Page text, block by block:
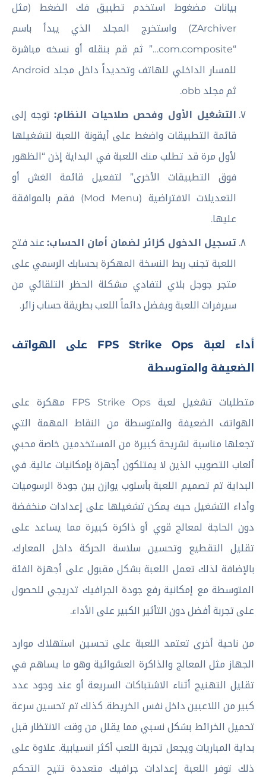
بيانات مضغوط استخدم تطبيق فك الضغط (مثل
ZArchiver) واستخرج المجلد الذي يبدأ باسم
“com.composite…” ثم قم بنقله أو نسخه مباشرة
للمسار الداخلي للهاتف وتحديداً داخل مجلد Android
ثم مجلد obb.
التشغيل الأول وفحص صلاحيات النظام: توجه إلى
قائمة التطبيقات واضغط على أيقونة اللعبة لتشغيلها
لأول مرة قد تطلب منك اللعبة في البداية إذن “الظهور
فوق التطبيقات الأخرى” لتفعيل قائمة الغش أو
التعديلات الافتراضية (Mod Menu) فقم بالموافقة
عليها.
تسجيل الدخول كزائر لضمان أمان الحساب: عند فتح
اللعبة تجنب ربط النسخة المهكرة بحسابك الرسمي على
متجر جوجل بلاي لتفادي مشكلة الحظر التلقائي من
سيرفرات اللعبة ويفضل دائماً اللعب بطريقة حساب زائر.
أداء لعبة FPS Strike Ops على الهواتف
الضعيفة والمتوسطة
متطلبات تشغيل لعبة FPS Strike Ops مهكرة على
الهواتف الضعيفة والمتوسطة من النقاط المهمة التي
تجعلها مناسبة لشريحة كبيرة من المستخدمين خاصة محبي
ألعاب التصويب الذين لا يمتلكون أجهزة بإمكانيات عالية. في
البداية تم تصميم اللعبة بأسلوب يوازن بين جودة الرسوميات
وأداء التشغيل حيث يمكن تشغيلها على إعدادات منخفضة
دون الحاجة لمعالج قوي أو ذاكرة كبيرة مما يساعد على
تقليل التقطيع وتحسين سلاسة الحركة داخل المعارك.
بالإضافة لذلك تعمل اللعبة بشكل مقبول على أجهزة الفئة
المتوسطة مع إمكانية رفع جودة الجرافيك تدريجي للحصول
على تجربة أفضل دون التأثير الكبير على الأداء.
من ناحية أخرى تعتمد اللعبة على تحسين استهلاك موارد
الجهاز مثل المعالج والذاكرة العشوائية وهو ما يساهم في
تقليل التهنيج أثناء الاشتباكات السريعة أو عند وجود عدد
كبير من اللاعبين داخل نفس الخريطة. كذلك تم تحسين سرعة
تحميل الخرائط بشكل نسبي مما يقلل من وقت الانتظار قبل
بداية المباريات ويجعل تجربة اللعب أكثر انسيابية. علاوة على
ذلك توفر اللعبة إعدادات جرافيك متعددة تتيح التحكم